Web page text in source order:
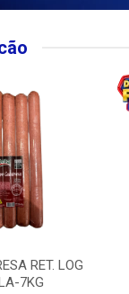
RET. LOG
7KG